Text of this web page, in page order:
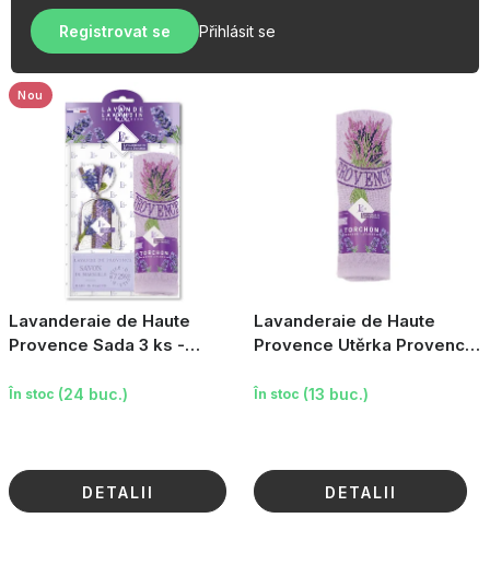
PROMOTIE
PODLE TYPU PROVOZU
Jak nakupovat Contacte
e
Registrovat se Přihlásit se
a
p
l
u
Lavanderaie de Haute
Provence Sada 3 ks -
pytlík
Nou
În stoc (24 buc.)
DETALII
Lavanderaie de Haute
Provence Utěrka Provence
40×60cm
În stoc (13 buc.)
DETALII